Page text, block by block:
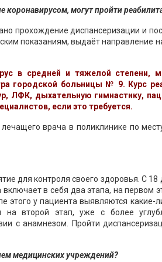
коронавирусом, могут пройти
прохождение диспансеризации и
показаниям, выдаёт направление
в средней и тяжелой степени,
городской больницы № 9. Курс
ЛФК, дыхательную гимнастику,
если это требуется.
врача в поликлинике по
для контроля своего здоровья. С
в себя два этапа, на первом
этого у пациента выявляются какие-
на второй этап, уже с более
с анамнезом. Пройти
медицинских учреждений?